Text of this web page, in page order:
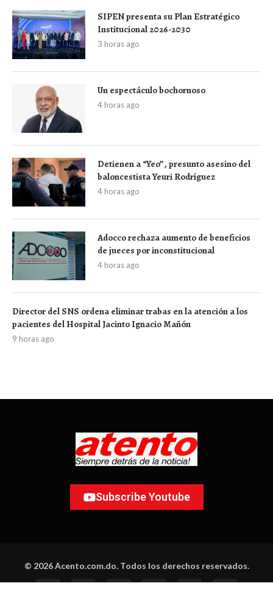
SIPEN presenta su Plan Estratégico
Institucional 2026-2030
3 horas ago
Un espectáculo bochornoso
4 horas ago
Detienen a “Yeo”, presunto asesino del
baloncestista Yeuri Rodríguez
4 horas ago
Adocco rechaza aumento de beneficios
de jueces por inconstitucional
4 horas ago
Director del SNS ordena eliminar trabas en la atención a los
pacientes del Hospital Jacinto Ignacio Mañón
9 horas ago
Subscribe Youtube
© 2026 Acento.com.do. Todos los derechos reservados.